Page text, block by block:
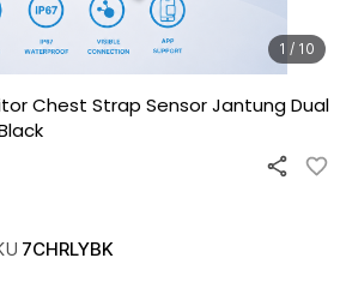
1 / 10
Chest Strap Sensor Jantung Dual
7CHRLYBK